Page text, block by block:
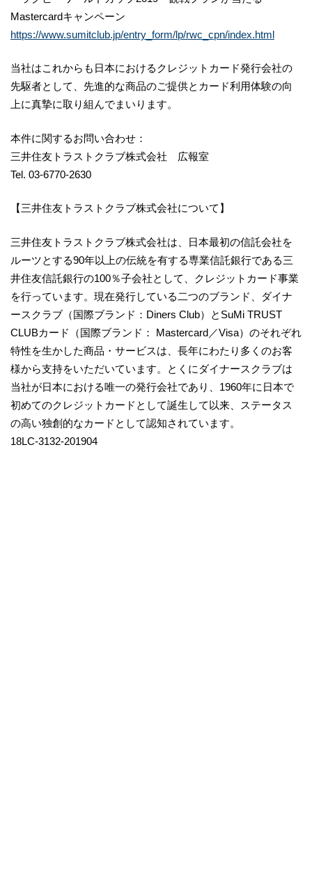
Mastercardキャンペーン
https://www.sumitclub.jp/entry_form/lp/rwc_cpn/index.html
当社はこれからも日本におけるクレジットカード発行会社の
先駆者として、先進的な商品のご提供とカード利用体験の向
上に真摯に取り組んでまいります。
本件に関するお問い合わせ：
三井住友トラストクラブ株式会社 広報室
Tel. 03-6770-2630
【三井住友トラストクラブ株式会社について】
三井住友トラストクラブ株式会社は、日本最初の信託会社を
ルーツとする90年以上の伝統を有する専業信託銀行である三
井住友信託銀行の100％子会社として、クレジットカード事業
を行っています。現在発行している二つのブランド、ダイナ
ースクラブ（国際ブランド：Diners Club）とSuMi TRUST
CLUBカード（国際ブランド： Mastercard／Visa）のそれぞれ
特性を生かした商品・サービスは、長年にわたり多くのお客
様から支持をいただいています。とくにダイナースクラブは
当社が日本における唯一の発行会社であり、1960年に日本で
初めてのクレジットカードとして誕生して以来、ステータス
の高い独創的なカードとして認知されています。
18LC-3132-201904